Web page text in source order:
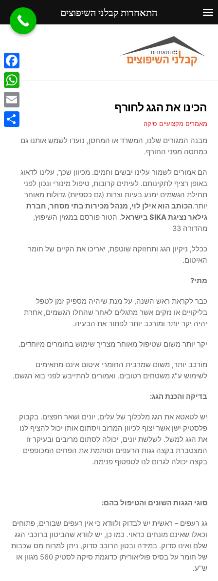
content
הכינו את הגג לחורף
מאמרים מקצועיים סיקה
מבנה המגורים שלנו, המשרד או המחסן, נועדו לשמש אותנו גם
כמחסה מפני החורף.
הם אמורים לשמור עלינו יבשים וחמים. מכיוון שכך, עלינו לדאוג
באופן רציף לתקינותם. לעיתים קרובות, טיפול מינורי ונכון לפני
תחילת הגשמים ימנע בעיות וצרות (גם כספיות) גדולות מאוחר
יותר.הכותב הוא אילן לוי, מנהל מכירות בתי מסחר, חברת
גילאר נציגת SIKA בישראל
. הטור פורסם במגזין השיפוץ,
מהדורה 33
ככלל, ניקיון הגג ותחזוקה שוטפת, יאריכו את הקיים של חומר
האיטום.
מתי?
כבר לקראת ראש השנה, על מנת שיהיה מספיק זמן לטפל
בליקויים או נזקים אשר מתגלים לאחר שהחלו הגשמים, אחרת
יהיה יקר יותר ומורכב יותר לפתור את הבעיה.
יקר יותר משום שטיפול מאוחר מצריך שימוש בחומרים מיוחדים.
מורכב יותר, משום שמרבית החומרי איטום אינם מתאימים
לשימוש ע"ג משטחים רטובים. ואמורים להתייבש לפני בוא הגשם.
בדיקה והכנת הגג:
יש לטאטא את הגג מלכלוך של עלים, יונים ושאר חפצים. בקבוק
פלסטיק ישן אשר יצוף לכיוון המרזב ויסתום אותו יכול להציף לנו
את הגג למשל. לשלשת יונים, יכולה לסתום מרזבים ובעיקר זו
המצטברת בקצה גגות הרעפים וסותמת את הפחים המכופפים
בקצה יכולה לגרום לנו לטפטוף פנימה.
סוגי הגגות השונים והטיפול בהם:
גג רעפים – ראשית יש לבדוק ולוודא כי אין רעפים שבורים, פתוחים
וכאלו שאינם מונחים כראוי. כמו כן, יש לוודא שהביטון ברוכבי הגג
שלם ואינו סדוק. במידה ובטון הרוכב סדוק, ניתן למרוח מס שכבות
של חומר על בסיס פוליאוריתן כדוגמת סיקה לסטיק 560 מגוון או
ש"ע.
F
a
c
e
W
h
a
E
התאחדות קבלני השיפוצים